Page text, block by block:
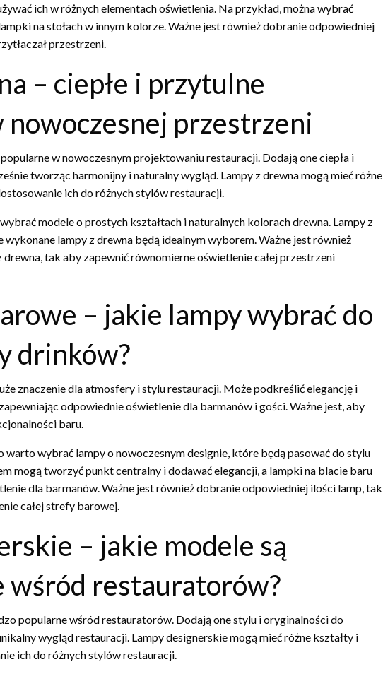
ich w różnych elementach oświetlenia. Na przykład, można wybrać
na stołach w innym kolorze. Ważne jest również dobranie odpowiedniej
przestrzeni.
– ciepłe i przytulne
nowoczesnej przestrzeni
w nowoczesnym projektowaniu restauracji. Dodają one ciepła i
tworząc harmonijny i naturalny wygląd. Lampy z drewna mogą mieć różne
ich do różnych stylów restauracji.
modele o prostych kształtach i naturalnych kolorach drewna. Lampy z
lampy z drewna będą idealnym wyborem. Ważne jest również
tak aby zapewnić równomierne oświetlenie całej przestrzeni
– jakie lampy wybrać do
drinków?
znaczenie dla atmosfery i stylu restauracji. Może podkreślić elegancję i
odpowiednie oświetlenie dla barmanów i gości. Ważne jest, aby
baru.
wybrać lampy o nowoczesnym designie, które będą pasować do stylu
mogą tworzyć punkt centralny i dodawać elegancji, a lampki na blacie baru
dla barmanów. Ważne jest również dobranie odpowiedniej ilości lamp, tak
całej strefy barowej.
– jakie modele są
wśród restauratorów?
popularne wśród restauratorów. Dodają one stylu i oryginalności do
wygląd restauracji. Lampy designerskie mogą mieć różne kształty i
ich do różnych stylów restauracji.